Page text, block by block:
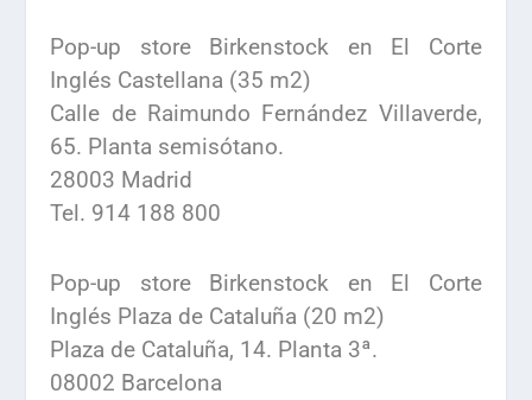
Pop-up store Birkenstock en El Corte
Inglés Castellana (35 m2)
Calle de Raimundo Fernández Villaverde,
65. Planta semisótano.
28003 Madrid
Tel. 914 188 800
Pop-up store Birkenstock en El Corte
Inglés Plaza de Cataluña (20 m2)
Plaza de Cataluña, 14. Planta 3ª.
08002 Barcelona